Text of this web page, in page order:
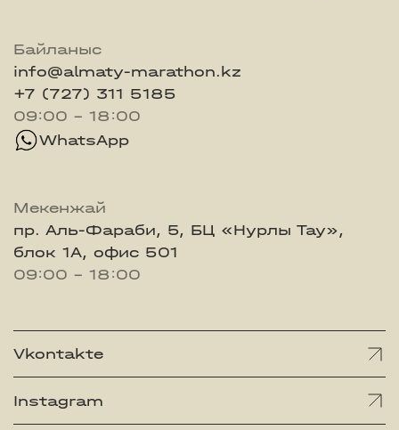
Байланыс
info@almaty-marathon.kz
+7 (727) 311 5185
09:00 - 18:00
WhatsApp
Мекенжай
пр. Аль-Фараби, 5, БЦ «Нурлы Тау»,
блок 1А, офис 501
09:00 - 18:00
Vkontakte
Instagram